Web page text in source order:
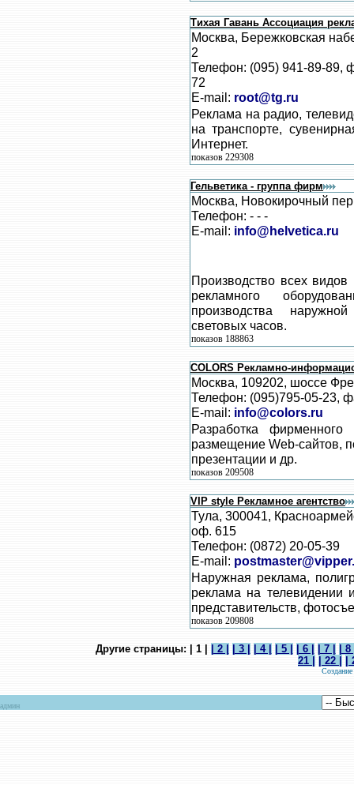
Тихая Гавань Ассоциация
Москва, Бережковская
2
Телефон: (095) 941-89-89,
72
E-mail: root@tg.ru
Реклама на радио,
на транспорте,
Интернет.
показов 229308
Гельветика - группа фирм
Москва, Новокирочный
Телефон: - - -
E-mail: info@helvetica.ru
Производство всех
рекламного
производства
световых часов.
показов 188863
COLORS Рекламно-
Москва, 109202, шоссе
Телефон: (095)795-05-23,
E-mail: info@colors.ru
Разработка
размещение Web-сайтов,
презентации и др.
показов 209508
VIP style Рекламное агентство
Тула, 300041,
оф. 615
Телефон: (0872) 20-05-39
E-mail:
Наружная реклама,
реклама на телевидении
представительств,
показов 209808
Другие страницы: | 1 | | 2 | | 3 | | 4 | | 5 | | 6 | | 7 |
|
21 |
| 22 |
Создание
админ